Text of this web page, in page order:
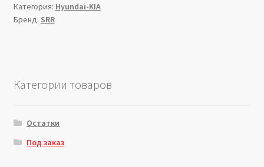
Категория: Hyundai-KIA
Бренд: SRR
Категории товаров
Остатки
Под заказ